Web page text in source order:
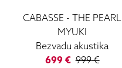
CABASSE -THE PEARL
MYUKI
Bezvadu akustika
699€ 999€